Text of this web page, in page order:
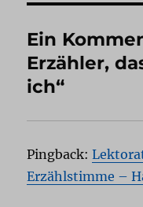
Ein
Erzähler,
ich“
Pingback:
Erzählstimme –